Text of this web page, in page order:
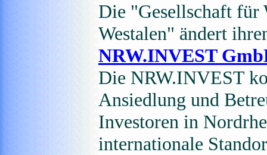
Die "Gesellschaft
Westalen" ändert
NRW.INVEST
Die NRW.INVEST
Ansiedlung und
Investoren in
internationale